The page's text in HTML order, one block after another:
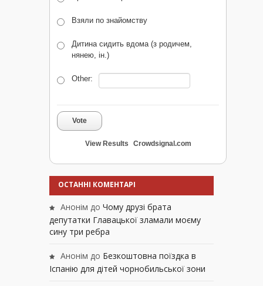
Взяли по знайомству
Дитина сидить вдома (з родичем,
нянею, ін.)
Other:
Vote
View Results Crowdsignal.com
ОСТАННІ КОМЕНТАРІ
Анонім до Чому друзі брата
депутатки Главацької зламали моєму
сину три ребра
Анонім до Безкоштовна поїздка в
Іспанію для дітей чорнобильської зони